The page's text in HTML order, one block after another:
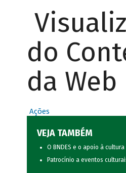
do
da Web
Ações
VEJA TAMBÉM
O BNDES e o apoio à cultura
Patrocínio a eventos